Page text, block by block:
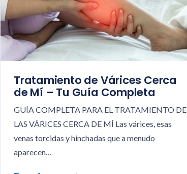
Tratamiento de Várices Cerca
de Mí – Tu Guía Completa
GUÍA COMPLETA PARA EL TRATAMIENTO DE
LAS VÁRICES CERCA DE MÍ Las várices, esas
venas torcidas y hinchadas que a menudo
aparecen…